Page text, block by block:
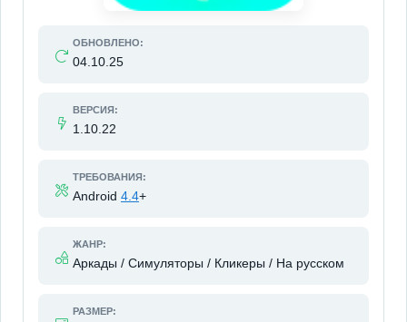
ОБНОВЛЕНО:
04.10.25
ВЕРСИЯ:
1.10.22
ТРЕБОВАНИЯ:
Android 4.4+
ЖАНР:
Аркады / Симуляторы / Кликеры / На русском
РАЗМЕР: